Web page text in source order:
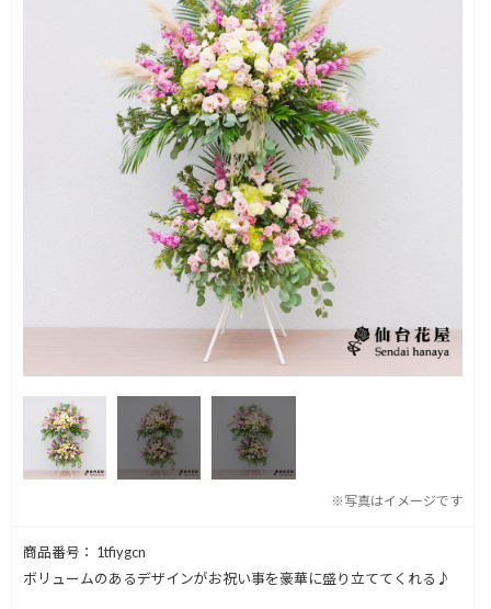
※写真はイメージです
商品番号： 1tfiygcn
ボリュームのあるデザインがお祝い事を豪華に盛り立ててくれる♪